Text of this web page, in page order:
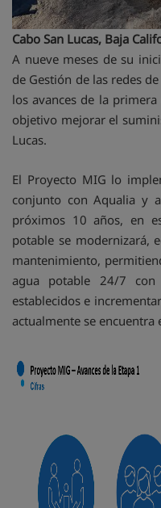
Cabo San Lucas, Baja
A nueve meses de su
de Gestión de las redes
los avances de la
objetivo mejorar el
Lucas.
El Proyecto MIG lo
conjunto con Aqualia y
próximos 10 años, en
potable se modernizará,
mantenimiento,
agua potable 24/7
establecidos e
actualmente se